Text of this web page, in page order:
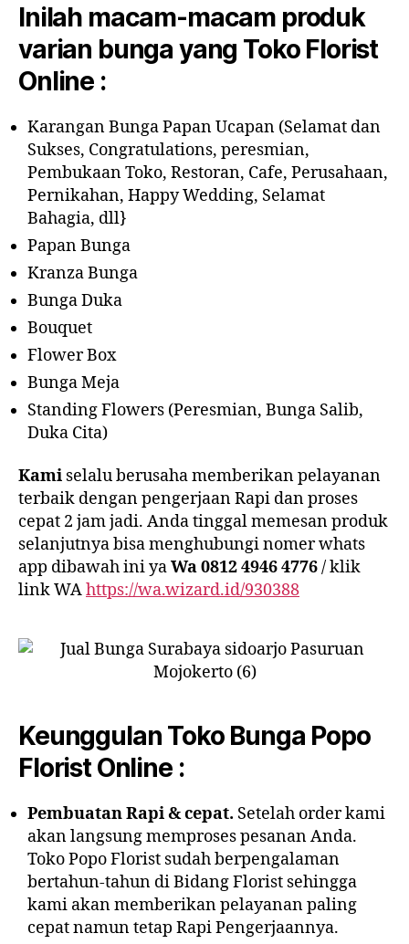
Inilah macam-macam produk
varian bunga yang Toko Florist
Online :
Karangan Bunga Papan Ucapan (Selamat dan
Sukses, Congratulations, peresmian,
Pembukaan Toko, Restoran, Cafe, Perusahaan,
Pernikahan, Happy Wedding, Selamat
Bahagia, dll}
Papan Bunga
Kranza Bunga
Bunga Duka
Bouquet
Flower Box
Bunga Meja
Standing Flowers (Peresmian, Bunga Salib,
Duka Cita)
Kami selalu berusaha memberikan pelayanan
terbaik dengan pengerjaan Rapi dan proses
cepat 2 jam jadi. Anda tinggal memesan produk
selanjutnya bisa menghubungi nomer whats
app dibawah ini yaWa 0812 4946 4776/ klik
link WAhttps://wa.wizard.id/930388
Keunggulan Toko Bunga Popo
Florist Online :
Pembuatan Rapi & cepat. Setelah order kami
akan langsung memproses pesanan Anda.
Toko Popo Florist sudah berpengalaman
bertahun-tahun di Bidang Florist sehingga
kami akan memberikan pelayanan paling
cepat namun tetap Rapi Pengerjaannya.